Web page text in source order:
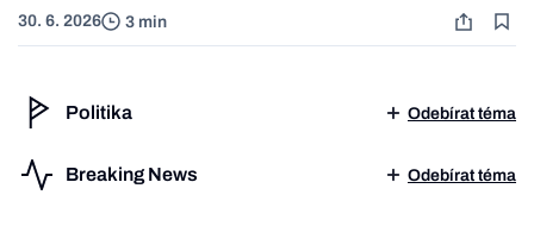
30. 6. 2026 3 min
Politika Odebírat téma
Breaking News Odebírat téma